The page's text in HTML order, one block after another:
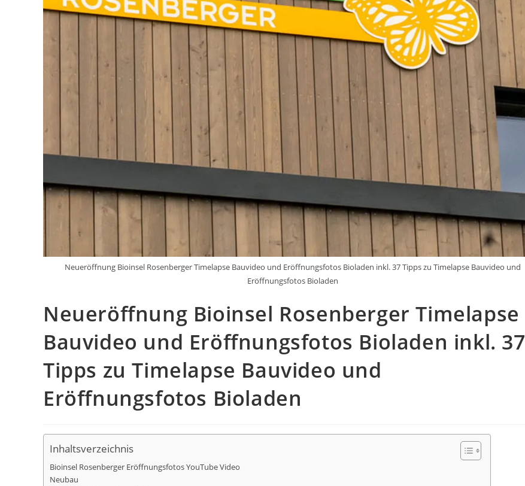
Neueröffnung Bioinsel Rosenberger Timelapse Bauvideo und Eröffnungsfotos Bioladen inkl. 37 Tipps zu Timelapse Bauvideo und
Eröffnungsfotos Bioladen
Neueröffnung Bioinsel Rosenberger Timelapse
Bauvideo und Eröffnungsfotos Bioladen inkl. 37
Tipps zu Timelapse Bauvideo und
Eröffnungsfotos Bioladen
Inhaltsverzeichnis
Bioinsel Rosenberger Eröffnungsfotos YouTube Video
Neubau